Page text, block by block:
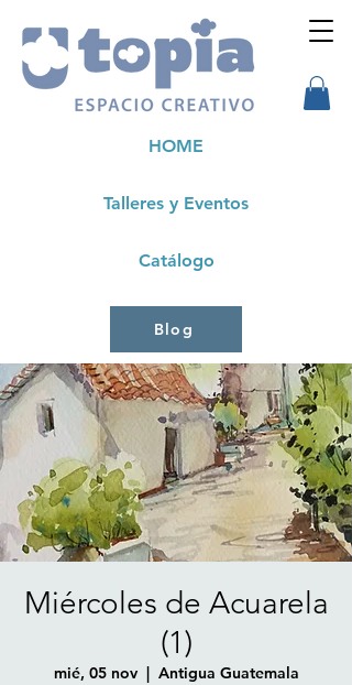
Talleres y Eventos
HOME
Catálogo
Blog
Miércoles de Acuarela
(1)
mié, 05 nov
  |
Antigua Guatemala